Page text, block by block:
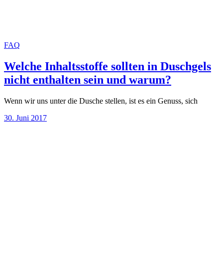
FAQ
Welche Inhaltsstoffe sollten in Duschgels
nicht enthalten sein und warum?
Wenn wir uns unter die Dusche stellen, ist es ein Genuss, sich
30. Juni 2017